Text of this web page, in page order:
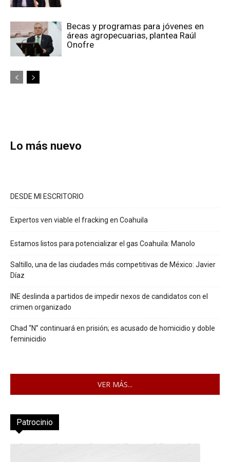
Becas y programas para jóvenes en
áreas agropecuarias, plantea Raúl
Onofre
Lo más nuevo
DESDE MI ESCRITORIO
Expertos ven viable el fracking en Coahuila
Estamos listos para potencializar el gas Coahuila: Manolo
Saltillo, una de las ciudades más competitivas de México: Javier
Díaz
INE deslinda a partidos de impedir nexos de candidatos con el
crimen organizado
Chad “N” continuará en prisión; es acusado de homicidio y doble
feminicidio
VER MÁS...
Patrocinio